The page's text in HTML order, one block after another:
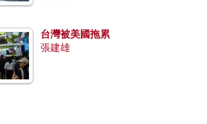
台灣被美國拖累
張建雄